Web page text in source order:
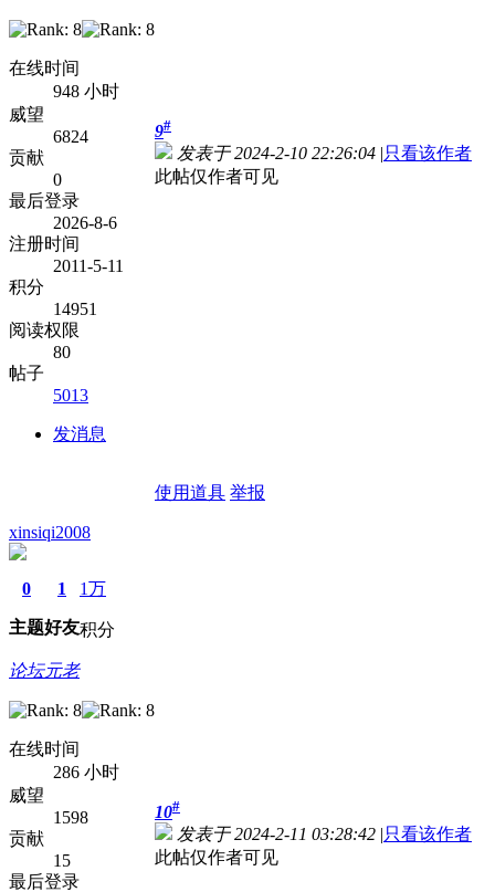
在线时间
948 小时
威望
6824
贡献
0
最后登录
2026-8-6
注册时间
2011-5-11
积分
14951
阅读权限
80
帖子
5013
发消息
9#
发表于 2024-2-10 22:26:04 |只看该作者
此帖仅作者可见
使用道具 举报
xinsiqi2008
0
主题
1
好友
1万
积分
论坛元老
在线时间
286 小时
威望
1598
贡献
15
最后登录
10#
发表于 2024-2-11 03:28:42 |只看该作者
此帖仅作者可见